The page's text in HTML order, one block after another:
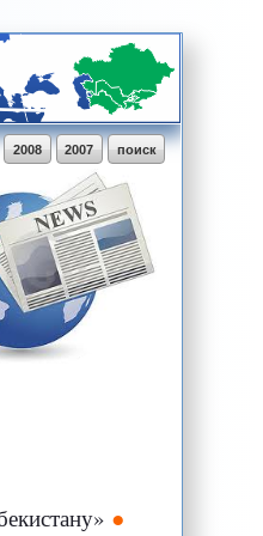
поиск
2007
2008